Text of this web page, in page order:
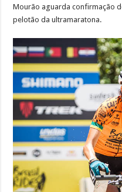
Mourão aguarda confirmação
pelotão da ultramaratona.